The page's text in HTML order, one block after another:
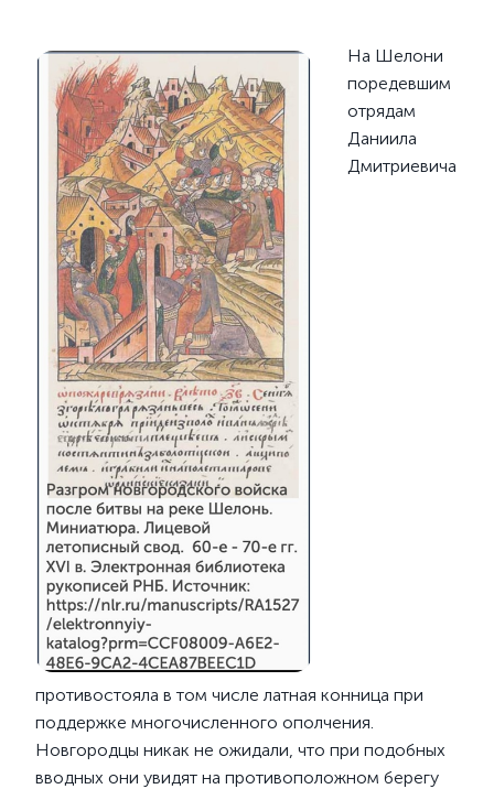
На Шелони
поредевшим
отрядам
Даниила
Дмитриевича
противостояла в том числе латная конница при
поддержке многочисленного ополчения.
Новгородцы никак не ожидали, что при подобных
вводных они увидят на противоположном берегу